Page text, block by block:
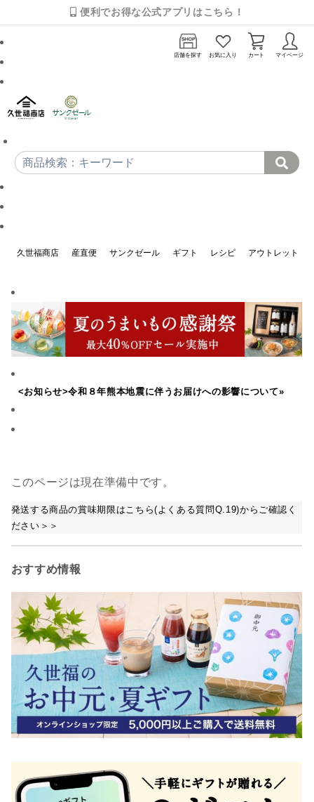
便利でお得な公式アプリはこちら！
店舗を探す お気に入り カート マイページ
久世福商店 産直便 サンクゼール ギフト レシピ アウトレット
<お知らせ>令和８年熊本地震に伴うお届けへの影響について»
このページは現在準備中です。
発送する商品の賞味期限はこちら(よくある質問Q.19)からご確認く
ださい＞＞
おすすめ情報